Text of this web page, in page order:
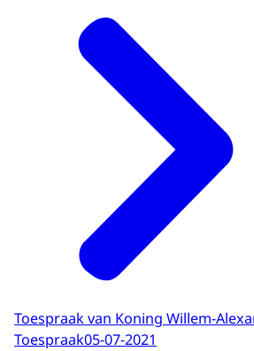
Toespraak van Koning Willem-
Toespraak05-07-2021